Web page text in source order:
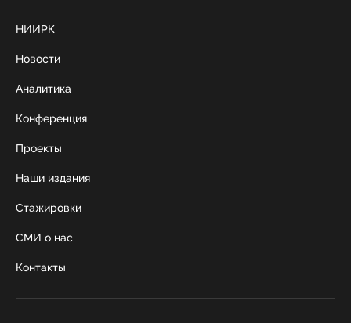
НИИРК
Новости
Аналитика
Конференция
Проекты
Наши издания
Стажировки
СМИ о нас
Контакты